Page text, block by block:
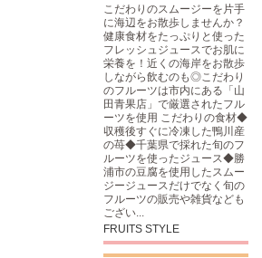
こだわりのスムージーを片手
に海辺をお散歩しませんか？
健康食材をたっぷりと使った
フレッシュジュースでお肌に
栄養を！近くの海岸をお散歩
しながら飲むのも◎こだわり
のフルーツは市内にある「山
田青果店」で厳選されたフル
ーツを使用 こだわりの食材◆
収穫後すぐに冷凍した鴨川産
の苺◆千葉県で採れた旬のフ
ルーツを使ったジュース◆勝
浦市の豆腐を使用したスムー
ジージュースだけでなく旬の
フルーツの販売や雑貨なども
ござい...
FRUITS STYLE